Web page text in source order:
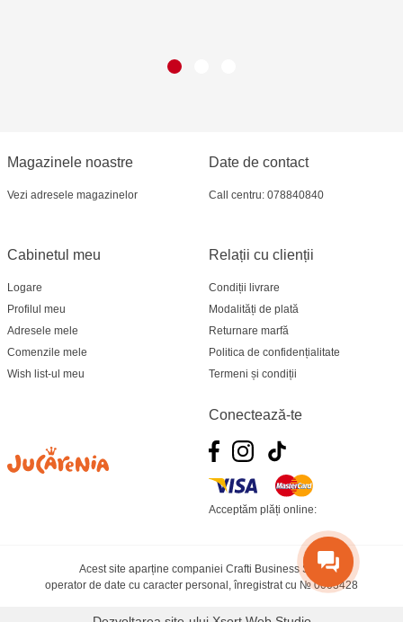
Magazinele noastre
Vezi adresele magazinelor
Relații cu clienții
Condiții livrare
Modalități de plată
Returnare marfă
Politica de confidențialitate
Termeni și condiții
Cabinetul meu
Logare
Profilul meu
Adresele mele
Comenzile mele
Wish list-ul meu
Date de contact
Call centru: 078840840
Conectează-te
Acceptăm plăți online:
Acest site aparține companiei Crafti Business SRL
operator de date cu caracter personal, înregistrat cu № 0003428